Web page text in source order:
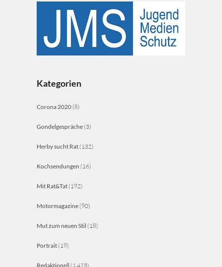
Kategorien
Corona 2020 (8)
Gondelgespräche (3)
Herby sucht Rat (132)
Kochsendungen (16)
Mit Rat&Tat (192)
Motormagazine (90)
Mut zum neuen Stil (18)
Portrait (19)
Redaktionell (1.473)